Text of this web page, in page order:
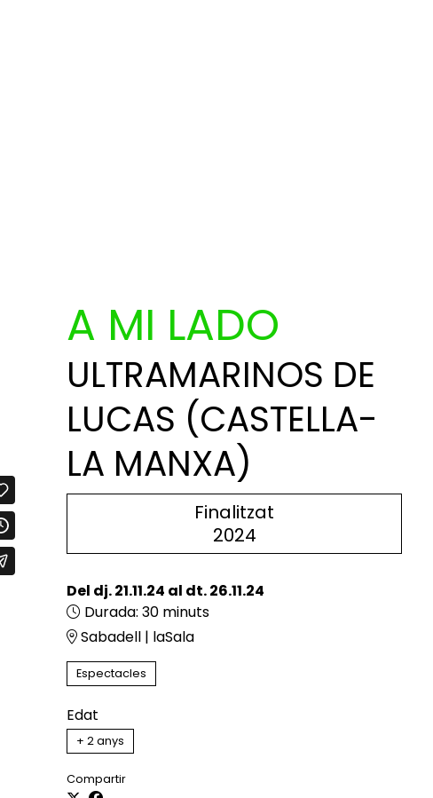
A MI LADO
ULTRAMARINOS DE
LUCAS (CASTELLA-
LA MANXA)
Finalitzat
2024
Del dj. 21.11.24 al dt. 26.11.24
Durada: 30 minuts
Sabadell | laSala
Espectacles
Edat
+ 2 anys
Compartir